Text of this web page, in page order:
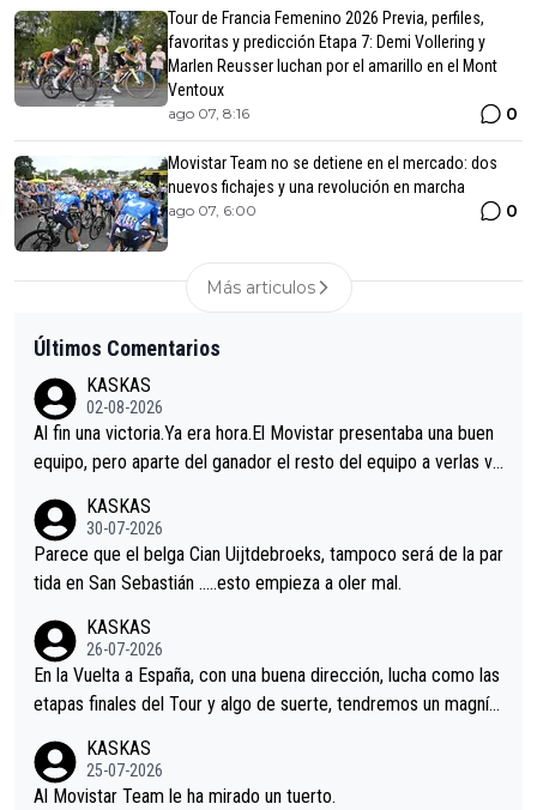
Tour de Francia Femenino 2026 Previa, perfiles,
favoritas y predicción Etapa 7: Demi Vollering y
Marlen Reusser luchan por el amarillo en el Mont
Ventoux
ago 07, 8:16 0
Movistar Team no se detiene en el mercado: dos
nuevos fichajes y una revolución en marcha
ago 07, 6:00 0
Más articulos
Últimos Comentarios
KASKAS
02-08-2026
Al fin una victoria.Ya era hora.El Movistar presentaba una buen
equipo, pero aparte del ganador el resto del equipo a verlas ve
s.La única buena noticia es la mejoría de Enric Más en San Seb
astian.Si en la Vuelta a Burgos sigue la mejoría, podríamos ten
er alguna sorpresa en la Vuelta.Ojalá.
KASKAS
30-07-2026
Parece que el belga Cian Uijtdebroeks, tampoco será de la par
tida en San Sebastián …..esto empieza a oler mal.
KASKAS
26-07-2026
En la Vuelta a España, con una buena dirección, lucha como las
etapas finales del Tour y algo de suerte, tendremos un magnífi
KASKAS
25-07-2026
Al Movistar Team le ha mirado un tuerto.